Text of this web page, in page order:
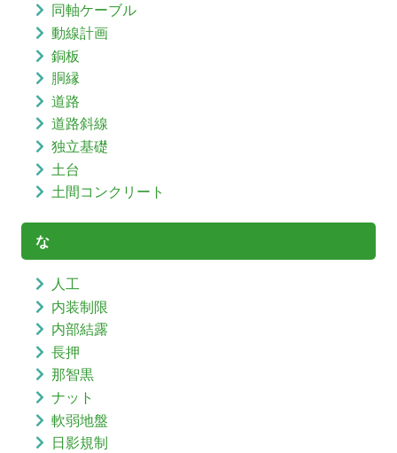
同軸ケーブル
動線計画
銅板
胴縁
道路
道路斜線
独立基礎
土台
土間コンクリート
な
人工
内装制限
内部結露
長押
那智黒
ナット
軟弱地盤
日影規制